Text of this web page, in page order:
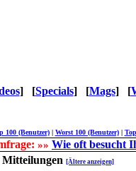
] [Specials] [Mags] [
100 (Benutzer)| Worst 100 (Benutzer)|
»» Wie oft besucht
Mitteilungen [Ältere anzeigen]